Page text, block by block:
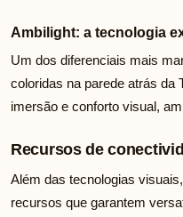
Ambilight: a tecnologia
Um dos diferenciais mais
coloridas na parede atrás da
imersão e conforto visual,
Recursos de
Além das tecnologias
recursos que garantem